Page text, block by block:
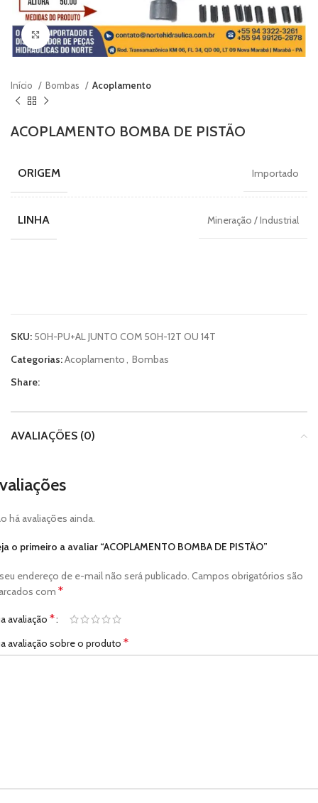
Clique para ampliar
Início Bombas Acoplamento
ACOPLAMENTO BOMBA DE PISTÃO
ORIGEM Importado
LINHA Mineração / Industrial
SKU: 50H-PU+AL JUNTO COM 50H-12T OU 14T
Categorias:Acoplamento, Bombas
Share:
AVALIAÇÕES (0)
há avaliações ainda.
o primeiro a avaliar “ACOPLAMENTO BOMBA DE PISTÃO”
endereço de e-mail não será publicado. Campos obrigatórios são
com *
avaliação *
avaliação sobre o produto *